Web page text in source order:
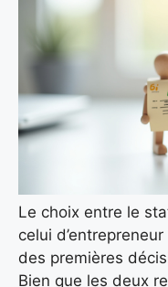
Le choix entre le
celui
des premières
Bien que les deux